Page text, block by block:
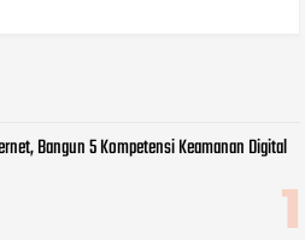
Bangun 5 Kompetensi Keamanan Digital